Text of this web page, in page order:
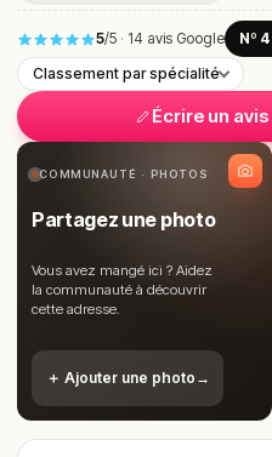
5/5 · 14 avis Google Nº 4
Classement par spécialité
Écrire un avis
COMMUNAUTÉ · PHOTOS
Partagez une photo
Vous avez mangé ici ? Aidez
la communauté à découvrir
cette adresse.
＋ Ajouter une photo →